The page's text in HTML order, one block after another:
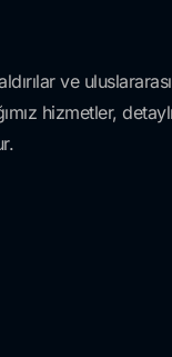
ve
hizmetler,